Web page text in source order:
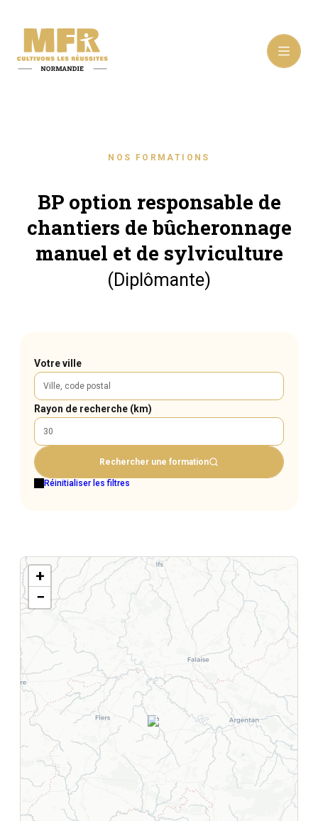
NOS FORMATIONS
BP option responsable de
chantiers de bûcheronnage
manuel et de sylviculture
(Diplômante)
Votre ville
Rayon de recherche (km)
Rechercher une formation
Réinitialiser les filtres
1
+
−